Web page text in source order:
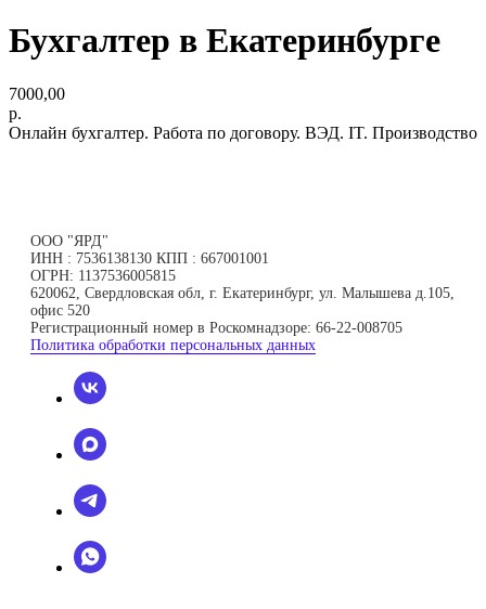
Бухгалтер в Екатеринбурге
7000,00
р.
Онлайн бухгалтер. Работа по договору. ВЭД. IT. Производство
ООО "ЯРД"
ИНН : 7536138130 КПП : 667001001
ОГРН: 1137536005815
620062, Свердловская обл, г. Екатеринбург, ул. Малышева д.105,
офис 520
Регистрационный номер в Роскомнадзоре: 66-22-008705
Политика обработки персональных данных